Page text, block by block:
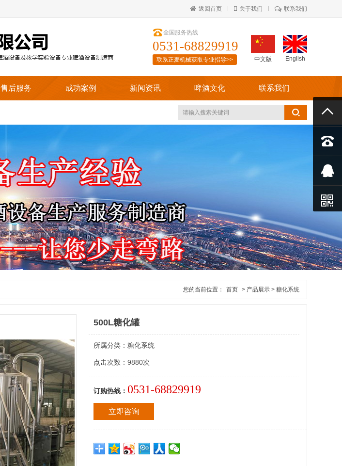
返回首页 关于我们 联系我们
中文版 English
全国服务热线
0531-68829919
联系正麦机械获取专业指导>>
售后服务 成功案例 新闻资讯 啤酒文化 联系我们
您的当前位置： 首页 > 产品展示 > 糖化系统
500L糖化罐
所属分类： 糖化系统
点击次数： 9880次
订购热线： 0531-68829919
立即咨询



